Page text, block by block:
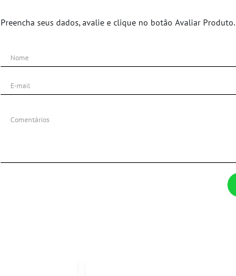
Preencha seus dados, avalie e clique no botão Avaliar Produto.